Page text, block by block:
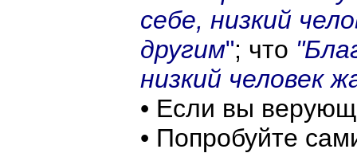
себе, низкий
другим"; что
низкий человек
• Если вы
• Попробуйте